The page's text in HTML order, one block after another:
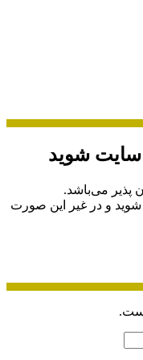
سایت شوید
پذیر می‌باشد.
و در غیر این صورت